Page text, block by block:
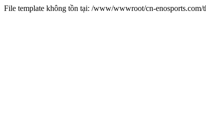
File template không tồn tại: /www/wwwroot/cn-enosports.com/